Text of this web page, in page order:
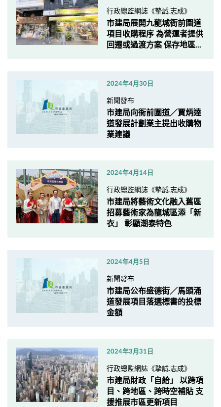
行政總監網誌《摯誠.志成》
市建局展開九龍城衙前圍道
項目收購程序 為營運者提供
回遷或過渡方案 保存地區...
2024年4月30日
新聞發布
市建局向衙前圍道／賈炳達
道發展計劃業主提出收購物
業建議
2024年4月14日
行政總監網誌《摯誠.志成》
市建局將藝術文化融入舊區
招募藝術家為龍城區添「新
衣」 彰顯潮泰特色
2024年4月5日
新聞發布
市建局公布盛德街／馬頭涌
道發展項目落選標書的投標
金額
2024年3月31日
行政總監網誌《摯誠.志成》
市建局財政「自給」 以跨項
目、跨地區、跨時空補貼 支
援推展市區更新項目